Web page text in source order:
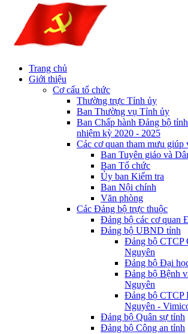
Trang chủ
Giới thiệu
Cơ cấu tổ chức
Thường trực Tỉnh ủy
Ban Thường vụ Tỉnh ủy
Ban Chấp hành Đảng bộ
nhiệm kỳ 2020 - 2025
Các cơ quan tham mưu giúp
Ban Tuyên giáo và
Ban Tổ chức
Ủy ban Kiểm tra
Ban Nội chính
Văn phòng
Các Đảng bộ trực thuộc
Đảng bộ các cơ quan
Đảng bộ UBND tỉnh
Đảng bộ CTCP
Nguyên
Đảng bộ Đại
Đảng bộ Bệnh
Nguyên
Đảng bộ CTCP
Nguyên -
Đảng bộ Quân sự tỉnh
Đảng bộ Công an tỉnh